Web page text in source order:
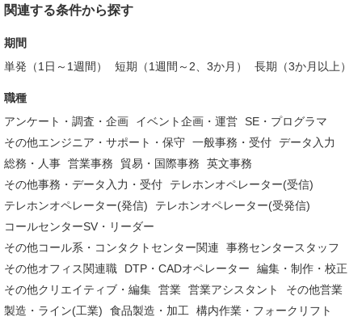
関連する条件から探す
期間
単発（1日～1週間）
短期（1週間～2、3か月） 長期（3か月以上）
職種
アンケート・調査・企画
イベント企画・運営 SE・プログラマ
その他エンジニア・サポート・保守 一般事務・受付 データ入力
総務・人事 営業事務 貿易・国際事務
英文事務
その他事務・データ入力・受付
テレホンオペレーター(受信)
テレホンオペレーター(発信)
テレホンオペレーター(受発信)
コールセンターSV・リーダー
その他コール系・コンタクトセンター関連
事務センタースタッフ
その他オフィス関連職
DTP・CADオペレーター
編集・制作・校正
その他クリエイティブ・編集 営業 営業アシスタント
その他営業
製造・ライン(工業)
食品製造・加工
構内作業・フォークリフト